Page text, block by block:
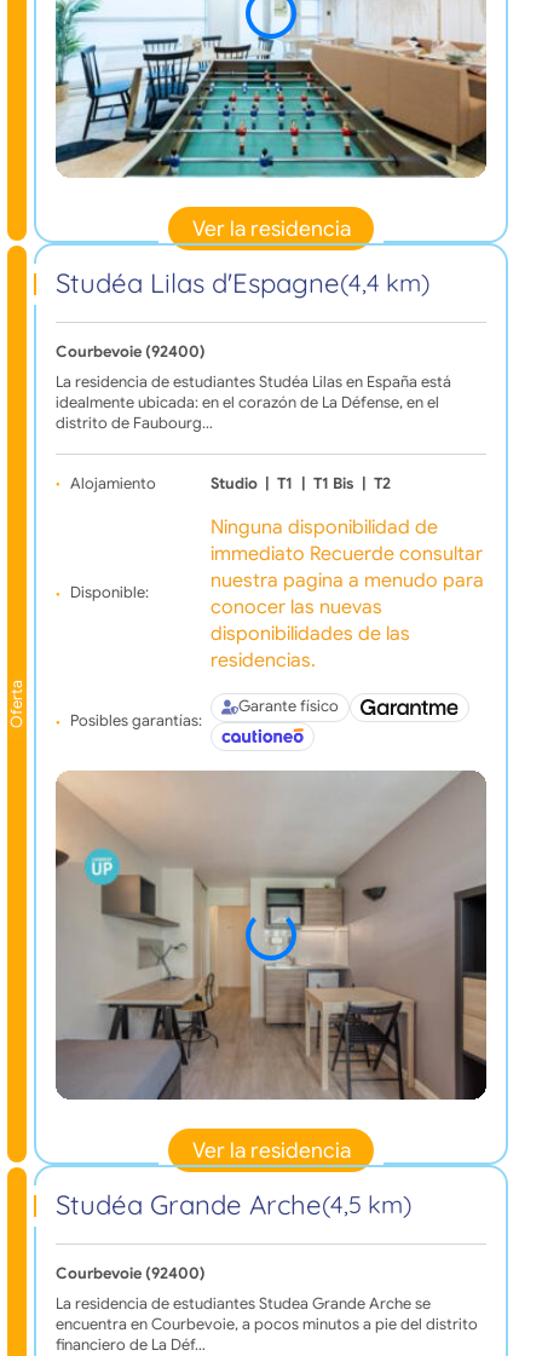
Ver la residencia
Oferta
Studéa Lilas d'Espagne(4,4 km)
Courbevoie (92400)
La residencia de estudiantes Studéa Lilas en España está
idealmente ubicada: en el corazón de La Défense, en el
distrito de Faubourg…
Alojamiento Studio | T1 | T1 Bis | T2
Disponible:
Ninguna disponibilidad de
immediato Recuerde consultar
nuestra pagina a menudo para
conocer las nuevas
disponibilidades de las
residencias.
Posibles garantías:
Garante físico
Ver la residencia
Studéa Grande Arche(4,5 km)
Courbevoie (92400)
La residencia de estudiantes Studea Grande Arche se
encuentra en Courbevoie, a pocos minutos a pie del distrito
financiero de La Déf…